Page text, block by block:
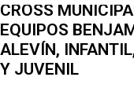
CROSS
EQUIPOS
ALEVÍN,
Y JUVENIL